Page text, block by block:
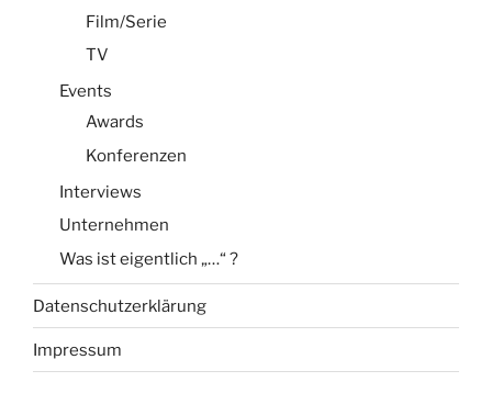
Film/Serie
TV
Events
Awards
Konferenzen
Interviews
Unternehmen
Was ist eigentlich „…“ ?
Datenschutzerklärung
Impressum